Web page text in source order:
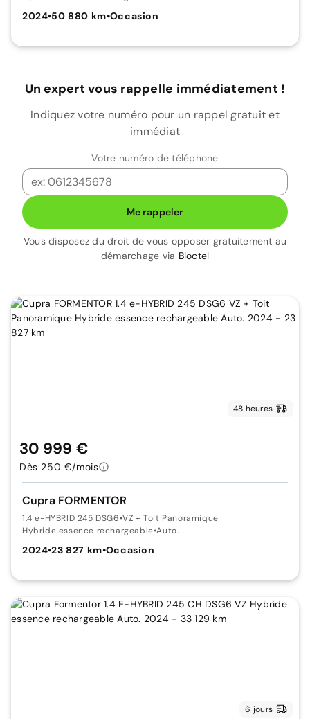
2024•50 880 km•Occasion
Un expert vous rappelle immédiatement !
Indiquez votre numéro pour un rappel gratuit et
immédiat
Votre numéro de téléphone
Me rappeler
Vous disposez du droit de vous opposer gratuitement au
démarchage via Bloctel
48 heures
Cupra FORMENTOR
1.4 e-HYBRID 245 DSG6•VZ + Toit Panoramique
Hybride essence rechargeable•Auto.
2024•23 827 km•Occasion
30 999 €
Dès 250 €/mois
6 jours